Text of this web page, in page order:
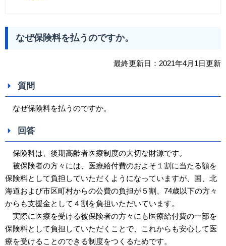
なぜ保険料を払うのですか。
最終更新日：2021年4月1日更新
質問
なぜ保険料を払うのですか。
回答
保険料は、後期高齢者医療制度の大切な財源です。
被保険者の方々には、医療給付費のおよそ１割に当たる額を
保険料として負担していただくようになっていますが、国、北
海道および市区町村からの公費の負担が５割、74歳以下の方々
からも支援金として４割を負担いただいています。
実際に医療を受ける被保険者の方々にも医療給付費の一部を
保険料として負担していただくことで、これからも安心して医
療を受けることのできる制度をつくるためです。